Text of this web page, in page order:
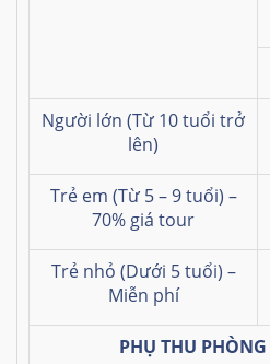
Người lớn (Từ 10 tuổi trở
lên)
Trẻ em (Từ 5 – 9 tuổi) –
70% giá tour
Trẻ nhỏ (Dưới 5 tuổi) –
Miễn phí
PHỤ THU PHÒNG